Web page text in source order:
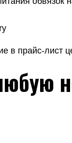
в прайс-лист